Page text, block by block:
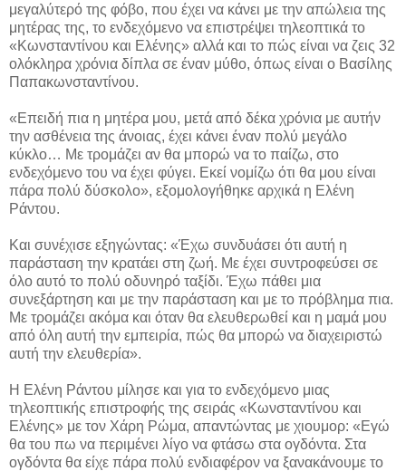
μεγαλύτερό της φόβο, που έχει να κάνει με την απώλεια της
μητέρας της, το ενδεχόμενο να επιστρέψει τηλεοπτικά το
«Κωνσταντίνου και Ελένης» αλλά και το πώς είναι να ζεις 32
ολόκληρα χρόνια δίπλα σε έναν μύθο, όπως είναι ο Βασίλης
Παπακωνσταντίνου.
«Επειδή πια η μητέρα μου, μετά από δέκα χρόνια με αυτήν
την ασθένεια της άνοιας, έχει κάνει έναν πολύ μεγάλο
κύκλο… Με τρομάζει αν θα μπορώ να το παίζω, στο
ενδεχόμενο του να έχει φύγει. Εκεί νομίζω ότι θα μου είναι
πάρα πολύ δύσκολο», εξομολογήθηκε αρχικά η Ελένη
Ράντου.
Και συνέχισε εξηγώντας: «Έχω συνδυάσει ότι αυτή η
παράσταση την κρατάει στη ζωή. Με έχει συντροφεύσει σε
όλο αυτό το πολύ οδυνηρό ταξίδι. Έχω πάθει μια
συνεξάρτηση και με την παράσταση και με το πρόβλημα πια.
Με τρομάζει ακόμα και όταν θα ελευθερωθεί και η μαμά μου
από όλη αυτή την εμπειρία, πώς θα μπορώ να διαχειριστώ
αυτή την ελευθερία».
Η Ελένη Ράντου μίλησε και για το ενδεχόμενο μιας
τηλεοπτικής επιστροφής της σειράς «Κωνσταντίνου και
Ελένης» με τον Χάρη Ρώμα, απαντώντας με χιουμορ: «Εγώ
θα του πω να περιμένει λίγο να φτάσω στα ογδόντα. Στα
ογδόντα θα είχε πάρα πολύ ενδιαφέρον να ξανακάνουμε το